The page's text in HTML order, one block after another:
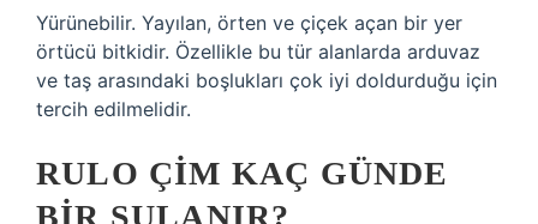
Yürünebilir. Yayılan, örten ve çiçek açan bir yer
örtücü bitkidir. Özellikle bu tür alanlarda arduvaz
ve taş arasındaki boşlukları çok iyi doldurduğu için
tercih edilmelidir.
RULO ÇIM KAÇ GÜNDE
BIR SULANIR?